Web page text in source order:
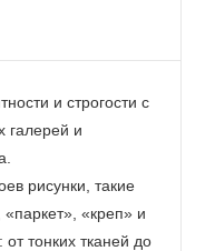
и строгости с
галерей и
рисунки, такие
«креп» и
тонких тканей до